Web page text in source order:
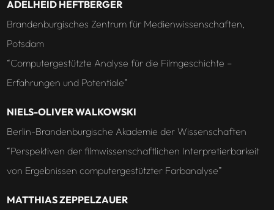
ADELHEID HEFTBERGER
Brandenburgisches Zentrum für Medienwissenschaften,
Potsdam
“Computergestützte Analyse für die Filmgeschichte –
Erfahrungen und Potentiale”
NIELS-OLIVER WALKOWSKI
Berlin-Brandenburgische Akademie der Wissenschaften
“Perspektiven der filmwissenschaftlichen Interpretierbarkeit
von Ergebnissen computergestützter Farbanalyse”
MATTHIAS ZEPPELZAUER